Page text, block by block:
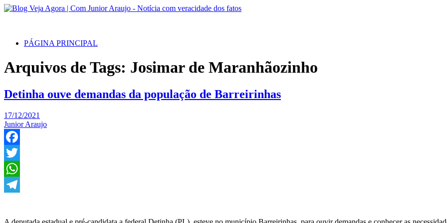
PÁGINA PRINCIPAL
Arquivos de Tags: Josimar de Maranhãozinho
Detinha ouve demandas da população de Barreirinhas
17/12/2021
Junior Araujo
Facebook
Twitter
WhatsApp